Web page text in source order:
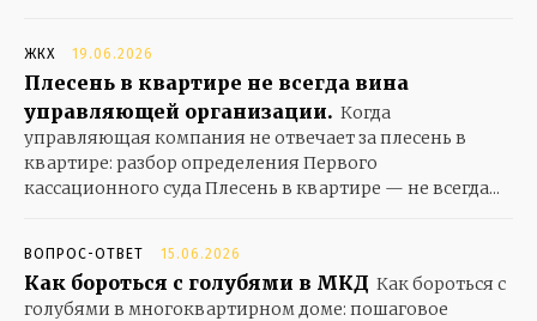
ЖКХ 19.06.2026
Плесень в квартире не всегда вина
управляющей организации. Когда
управляющая компания не отвечает за плесень в
квартире: разбор определения Первого
кассационного суда Плесень в квартире — не всегда...
ВОПРОС-ОТВЕТ 15.06.2026
Как бороться с голубями в МКД Как бороться с
голубями в многоквартирном доме: пошаговое